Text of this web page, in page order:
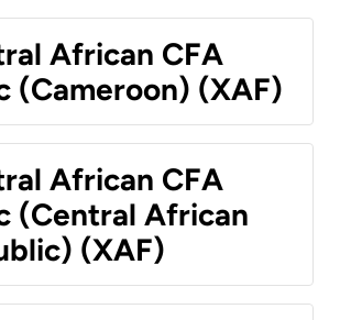
African CFA
(Cameroon) (XAF)
African CFA
(Central African
(XAF)